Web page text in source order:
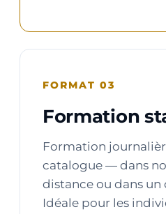
FORMAT 03
Formation
Formation
catalogue — dans
distance ou dans
Idéale pour les